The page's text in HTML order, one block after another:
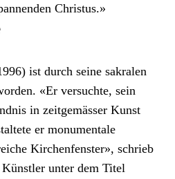
Chris­tus.»
ist durch seine sakralen
«Er ver­suchte, sein
in zeit­gemäss­er Kun­st
er mon­u­men­tale
Kirchen­fen­ster», schrieb
unter dem Titel